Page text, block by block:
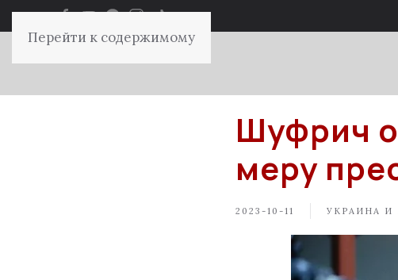
Перейти к содержимому
Шуфрич
меру
2023-10-11 УКРАИНА И